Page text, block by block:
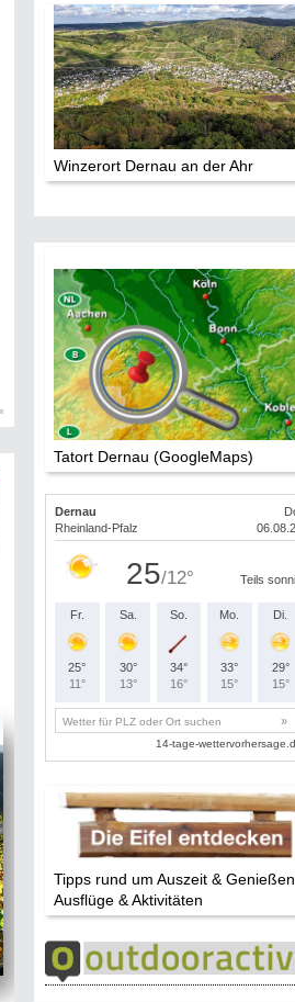
Winzerort Dernau an der Ahr
Tatort Dernau (GoogleMaps)
Tipps rund um Auszeit & Genießen,
Ausflüge & Aktivitäten